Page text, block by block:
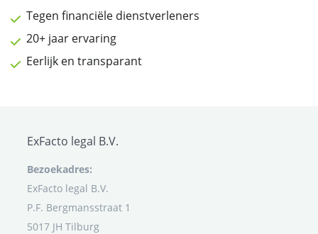
Tegen financiële dienstverleners
20+ jaar ervaring
Eerlijk en transparant
ExFacto legal B.V.
Bezoekadres:
ExFacto legal B.V.
P.F. Bergmansstraat 1
5017 JH Tilburg